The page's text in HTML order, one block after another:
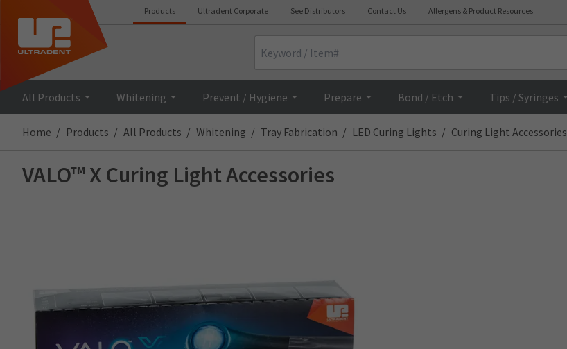
Products Ultradent Corporate See Distributors Contact Us Allergens & Product Resources
All Products Whitening Prevent / Hygiene Prepare Bond / Etch Tips / Syringes
Home Products All Products Whitening Tray Fabrication LED Curing Lights Curing Light Accessories
VALO™ X Curing Light Accessories